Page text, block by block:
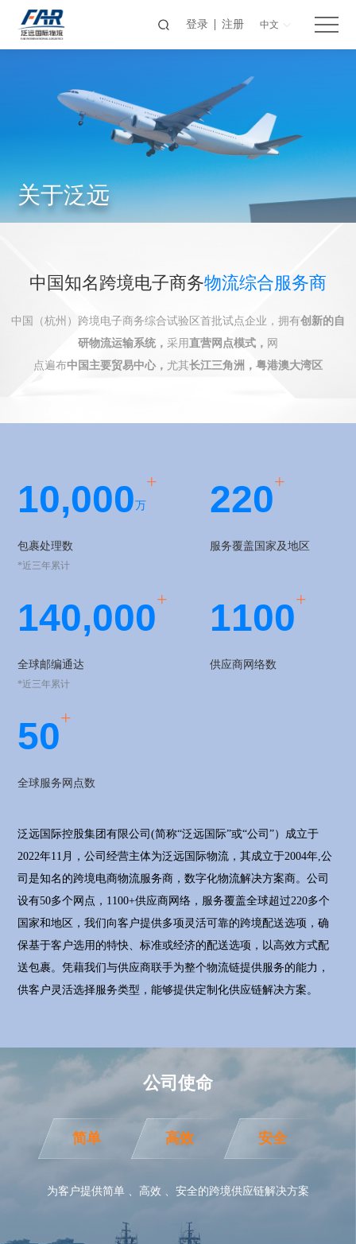
登录 注册 中文
关于泛远
中国知名跨境电子商务物流综合服务商
中国（杭州）跨境电子商务综合试验区首批试点企业，拥有创新的自
研物流运输系统， 采用直营网点模式， 网
点遍布中国主要贸易中心， 尤其长江三角洲，粤港澳大湾区
10,000万
+
包裹处理数
*近三年累计
220+
服务覆盖国家及地区
140,000+
全球邮编通达
*近三年累计
1100+
供应商网络数
50+
全球服务网点数
泛远国际控股集团有限公司(简称“泛远国际”或“公司”）成立于
2022年11月，公司经营主体为泛远国际物流，其成立于2004年,公
司是知名的跨境电商物流服务商，数字化物流解决方案商。公司
设有50多个网点，1100+供应商网络，服务覆盖全球超过220多个
国家和地区，我们向客户提供多项灵活可靠的跨境配送选项，确
保基于客户选用的特快、标准或经济的配送选项，以高效方式配
送包裹。凭藉我们与供应商联手为整个物流链提供服务的能力，
供客户灵活选择服务类型，能够提供定制化供应链解决方案。
公司使命
简单 高效 安全
为客户提供简单 、高效 、安全的跨境供应链解决方案